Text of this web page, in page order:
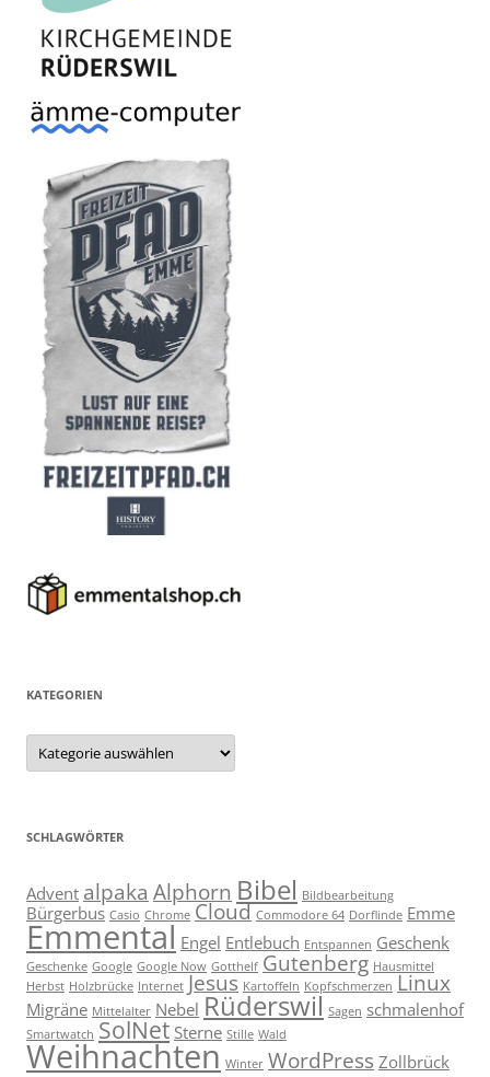
KATEGORIEN
Kategorien
SCHLAGWÖRTER
Advent alpaka Alphorn Bibel Bildbearbeitung
Bürgerbus Casio Chrome Cloud Commodore 64 Dorflinde Emme
Emmental Engel Entlebuch Entspannen Geschenk
Geschenke Google Google Now Gotthelf Gutenberg Hausmittel
Herbst Holzbrücke Internet Jesus Kartoffeln Kopfschmerzen Linux
Migräne Mittelalter Nebel Rüderswil Sagen schmalenhof
Smartwatch SolNet Sterne Stille Wald
Weihnachten Winter WordPress Zollbrück